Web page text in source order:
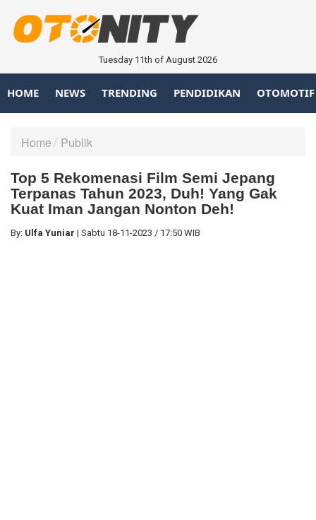
Tuesday 11th of August 2026
HOME NEWS TRENDING PENDIDIKAN OTOMOTIF
Home Publik
Top 5 Rekomenasi Film Semi Jepang
Terpanas Tahun 2023, Duh! Yang Gak
Kuat Iman Jangan Nonton Deh!
By: Ulfa Yuniar | Sabtu 18-11-2023 / 17:50 WIB